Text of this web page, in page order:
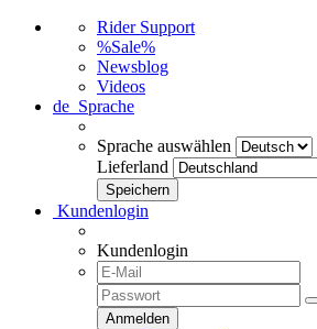
Rider Support
%Sale%
Newsblog
Videos
de Sprache
Sprache auswählen
Lieferland
Kundenlogin
Kundenlogin